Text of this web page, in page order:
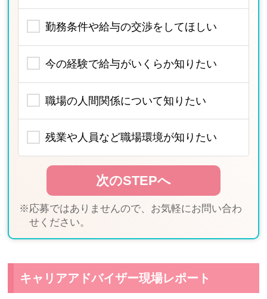
勤務条件や給与の交渉をしてほしい
今の経験で給与がいくらか知りたい
職場の人間関係について知りたい
残業や人員など職場環境が知りたい
※応募ではありませんので、お気軽にお問い合わ
せください。
キャリアアドバイザー現場レポート